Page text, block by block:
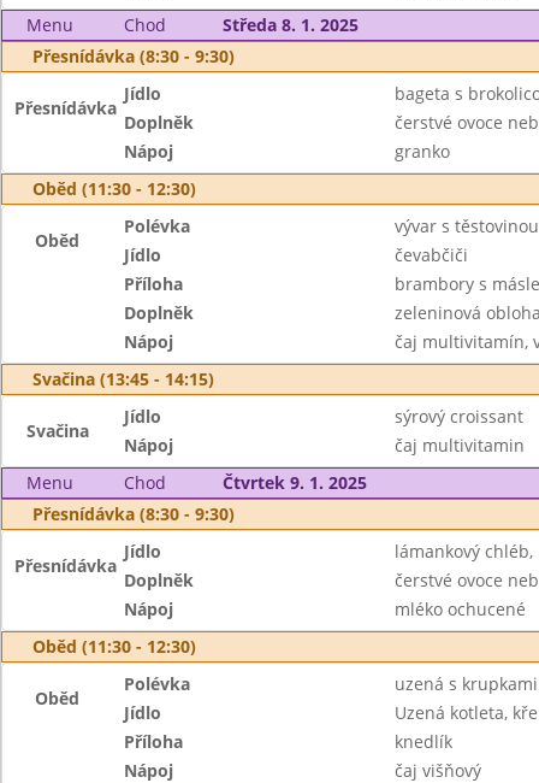
Menu
Chod
Středa 8. 1. 2025
Přesnídávka (8:30 - 9:30)
Přesnídávka
Jídlo
bageta s
Doplněk
čerstvé ovoce
Nápoj
granko
Oběd (11:30 - 12:30)
Oběd
Polévka
vývar s těstovinou
Jídlo
čevabčiči
Příloha
brambory s
Doplněk
zeleninová
Nápoj
čaj multivitamín,
Svačina (13:45 - 14:15)
Svačina
Jídlo
sýrový croissant
Nápoj
čaj multivitamin
Menu
Chod
Čtvrtek 9. 1. 2025
Přesnídávka (8:30 - 9:30)
Přesnídávka
Jídlo
lámankový
Doplněk
čerstvé ovoce
Nápoj
mléko ochucené
Oběd (11:30 - 12:30)
Oběd
Polévka
uzená s krupkami
Jídlo
Uzená kotleta,
Příloha
knedlík
Nápoj
čaj višňový